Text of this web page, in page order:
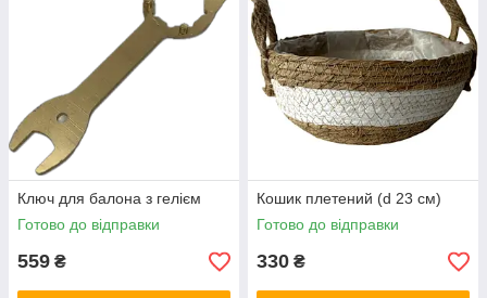
Ключ для балона з гелієм
Готово до відправки
559 ₴
Кошик плетений (d 23 см)
Готово до відправки
330 ₴